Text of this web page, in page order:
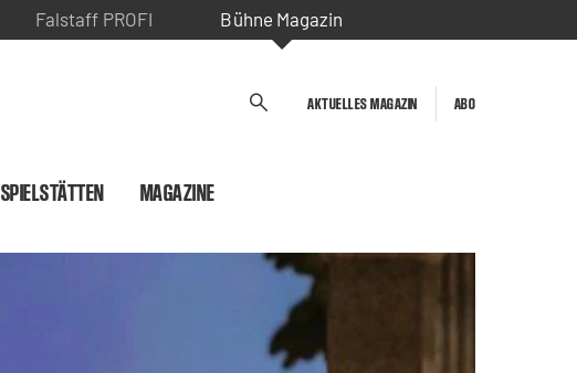
Falstaff PROFI Bühne Magazin
AKTUELLES MAGAZIN ABO
SPIELSTÄTTEN MAGAZINE